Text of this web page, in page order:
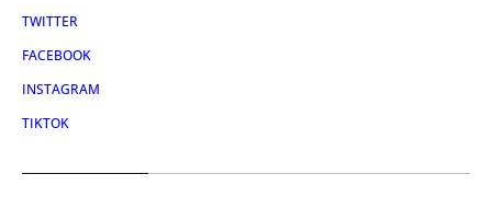
TWITTER
FACEBOOK
INSTAGRAM
TIKTOK